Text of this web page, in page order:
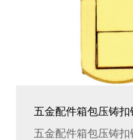
五金配件箱包压铸
五金配件箱包压铸